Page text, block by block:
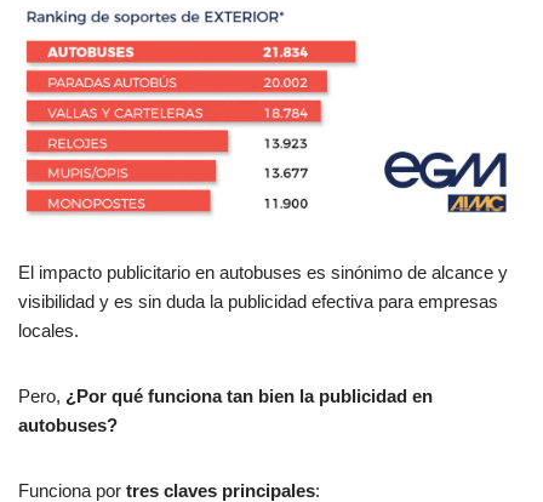
El impacto publicitario en autobuses es sinónimo de alcance y
visibilidad y es sin duda la publicidad efectiva para empresas
locales.
Pero, ¿Por qué funciona tan bien la publicidad en
autobuses?
Funciona por tres claves principales: